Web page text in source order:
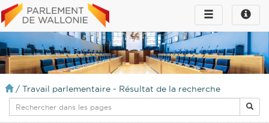
Toggle
infos
Toggle
navigation
/ Travail parlementaire - Résultat de la recherche